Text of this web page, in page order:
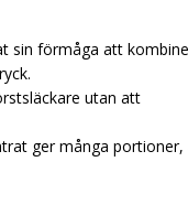
sin förmåga att
utan att
ger många portioner,